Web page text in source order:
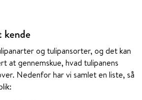
kende
og tulipansorter, og det kan
at gennemskue, hvad tulipanens
Nedenfor har vi samlet en liste, så